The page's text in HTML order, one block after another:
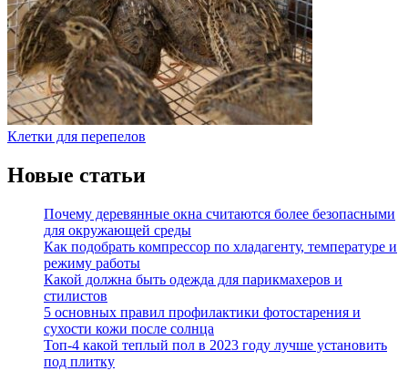
Клетки для перепелов
Новые статьи
Почему деревянные окна считаются более безопасными
для окружающей среды
Как подобрать компрессор по хладагенту, температуре и
режиму работы
Какой должна быть одежда для парикмахеров и
стилистов
5 основных правил профилактики фотостарения и
сухости кожи после солнца
Топ-4 какой теплый пол в 2023 году лучше установить
под плитку